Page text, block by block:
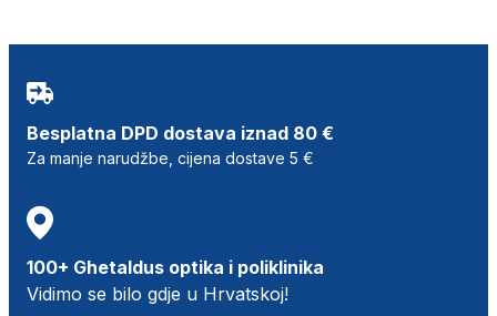
Besplatna DPD dostava iznad 80 €
Za manje narudžbe, cijena dostave 5 €
100+ Ghetaldus optika i poliklinika
Vidimo se bilo gdje u Hrvatskoj!